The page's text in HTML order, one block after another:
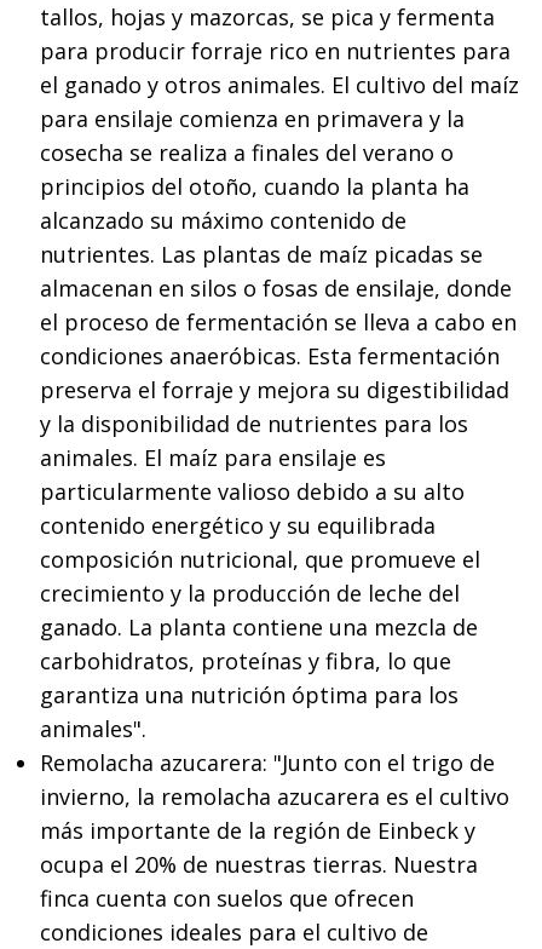
tallos, hojas y mazorcas, se pica y fermenta
para producir forraje rico en nutrientes para
el ganado y otros animales. El cultivo del maíz
para ensilaje comienza en primavera y la
cosecha se realiza a finales del verano o
principios del otoño, cuando la planta ha
alcanzado su máximo contenido de
nutrientes. Las plantas de maíz picadas se
almacenan en silos o fosas de ensilaje, donde
el proceso de fermentación se lleva a cabo en
condiciones anaeróbicas. Esta fermentación
preserva el forraje y mejora su digestibilidad
y la disponibilidad de nutrientes para los
animales. El maíz para ensilaje es
particularmente valioso debido a su alto
contenido energético y su equilibrada
composición nutricional, que promueve el
crecimiento y la producción de leche del
ganado. La planta contiene una mezcla de
carbohidratos, proteínas y fibra, lo que
garantiza una nutrición óptima para los
animales".
Remolacha azucarera: "Junto con el trigo de
invierno, la remolacha azucarera es el cultivo
más importante de la región de Einbeck y
ocupa el 20% de nuestras tierras. Nuestra
finca cuenta con suelos que ofrecen
condiciones ideales para el cultivo de